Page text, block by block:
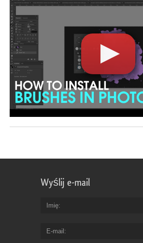
Wyślij e-mail
Imię
E-mail